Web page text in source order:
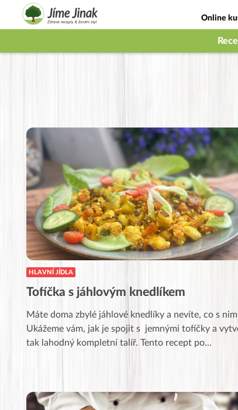
Online
Jak na
HLAVNÍ JÍDLA
Tofíčka s jáhlovým knedlíkem
Máte doma zbylé jáhlové knedlíky a nevíte, co s
Ukážeme vám, jak je spojit s jemnými tofíčky a
tak lahodný kompletní talíř. Tento recept po...